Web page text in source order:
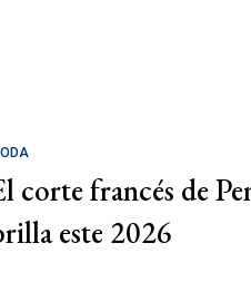
corte francés de
este 2026